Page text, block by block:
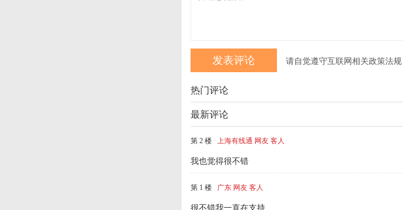
请自觉遵守互联网相关政策法
热门评论
最新评论
第 2 楼 上海有线通 网友 客人
我也觉得很不错
第 1 楼 广东 网友 客人
很不错我一直在支持